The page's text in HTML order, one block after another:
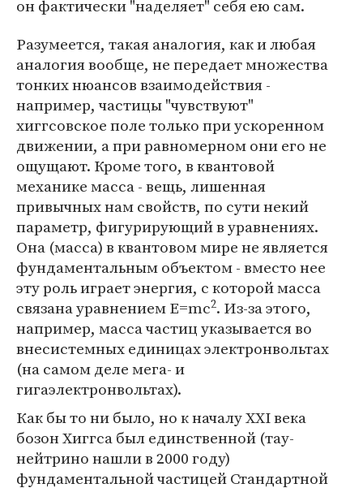
он фактически "наделяет" себя ею сам.
Разумеется, такая аналогия, как и любая
аналогия вообще, не передает множества
тонких нюансов взаимодействия -
например, частицы "чувствуют"
хиггсовское поле только при ускоренном
движении, а при равномерном они его не
ощущают. Кроме того, в квантовой
механике масса - вещь, лишенная
привычных нам свойств, по сути некий
параметр, фигурирующий в уравнениях.
Она (масса) в квантовом мире не является
фундаментальным объектом - вместо нее
эту роль играет энергия, с которой масса
связана уравнением E=mc2. Из-за этого,
например, масса частиц указывается во
внесистемных единицах электронвольтах
(на самом деле мега- и
гигаэлектронвольтах).
Как бы то ни было, но к началу XXI века
бозон Хиггса был единственной (тау-
нейтрино нашли в 2000 году)
фундаментальной частицей Стандартной